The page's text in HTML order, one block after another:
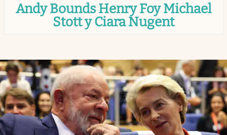
Infotechnology
Mundial 2026
Eventos Corporativos
El Cronista Studio
Mediakit
Andy Bounds Henry Foy Michael
Stott y Ciara Nugent